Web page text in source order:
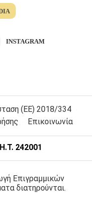
INSTAGRAM
(ΕΕ) 2018/334
Επικοινωνία
242001
Επιγραμμικών
διατηρούνται.